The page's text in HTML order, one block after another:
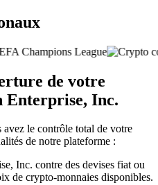
de votre
Enterprise, Inc.
le contrôle total de votre
de notre plateforme :
Inc. contre des devises fiat ou
de crypto-monnaies disponibles.